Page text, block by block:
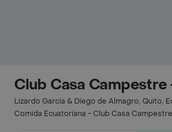
Club Casa
Lizardo García & Diego de Almagro, Quito,
Comida Ecuatoriana - Club Casa Campestre